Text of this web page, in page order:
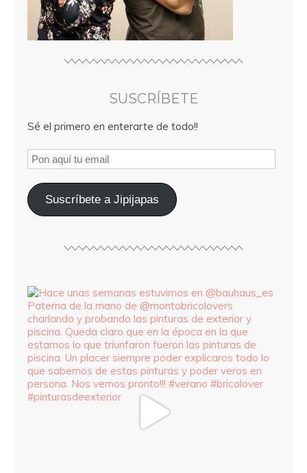
SUSCRÍBETE
Sé el primero en enterarte de todo!!
Suscríbete a Jipijapas